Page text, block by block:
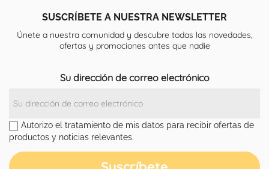
SUSCRÍBETE A NUESTRA NEWSLETTER
Únete a nuestra comunidad y descubre todas las novedades,
ofertas y promociones antes que nadie
Su dirección de correo electrónico
Autorizo el tratamiento de mis datos para recibir ofertas de
productos y noticias relevantes.